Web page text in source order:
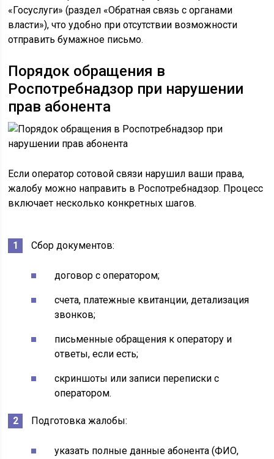
«Госуслуги» (раздел «Обратная связь с органами
власти»), что удобно при отсутствии возможности
отправить бумажное письмо.
Порядок обращения в
Роспотребнадзор при нарушении
прав абонента
Если оператор сотовой связи нарушил ваши права,
жалобу можно направить в Роспотребнадзор. Процесс
включает несколько конкретных шагов.
Сбор документов:
договор с оператором;
счета, платежные квитанции, детализация
звонков;
письменные обращения к оператору и
ответы, если есть;
скриншоты или записи переписки с
оператором.
Подготовка жалобы:
указать полные данные абонента (ФИО,